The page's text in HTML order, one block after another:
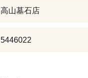
高山墓石店
5446022